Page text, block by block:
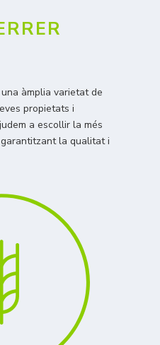
àmplia varietat de
propietats i
a escollir la més
la qualitat i